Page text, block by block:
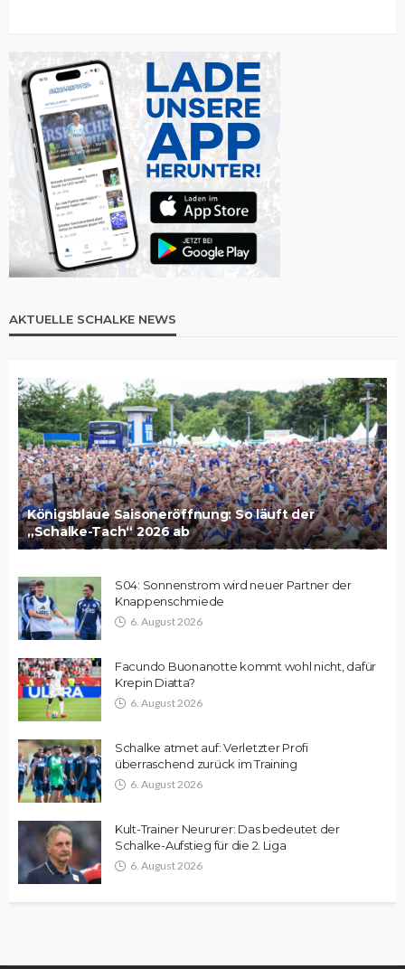
AKTUELLE SCHALKE NEWS
Königsblaue Saisoneröffnung: So läuft der
„Schalke-Tach“ 2026 ab
S04: Sonnenstrom wird neuer Partner der
Knappenschmiede
6. August 2026
Facundo Buonanotte kommt wohl nicht, dafür
Krepin Diatta?
6. August 2026
Schalke atmet auf: Verletzter Profi
überraschend zurück im Training
6. August 2026
Kult-Trainer Neururer: Das bedeutet der
Schalke-Aufstieg für die 2. Liga
6. August 2026